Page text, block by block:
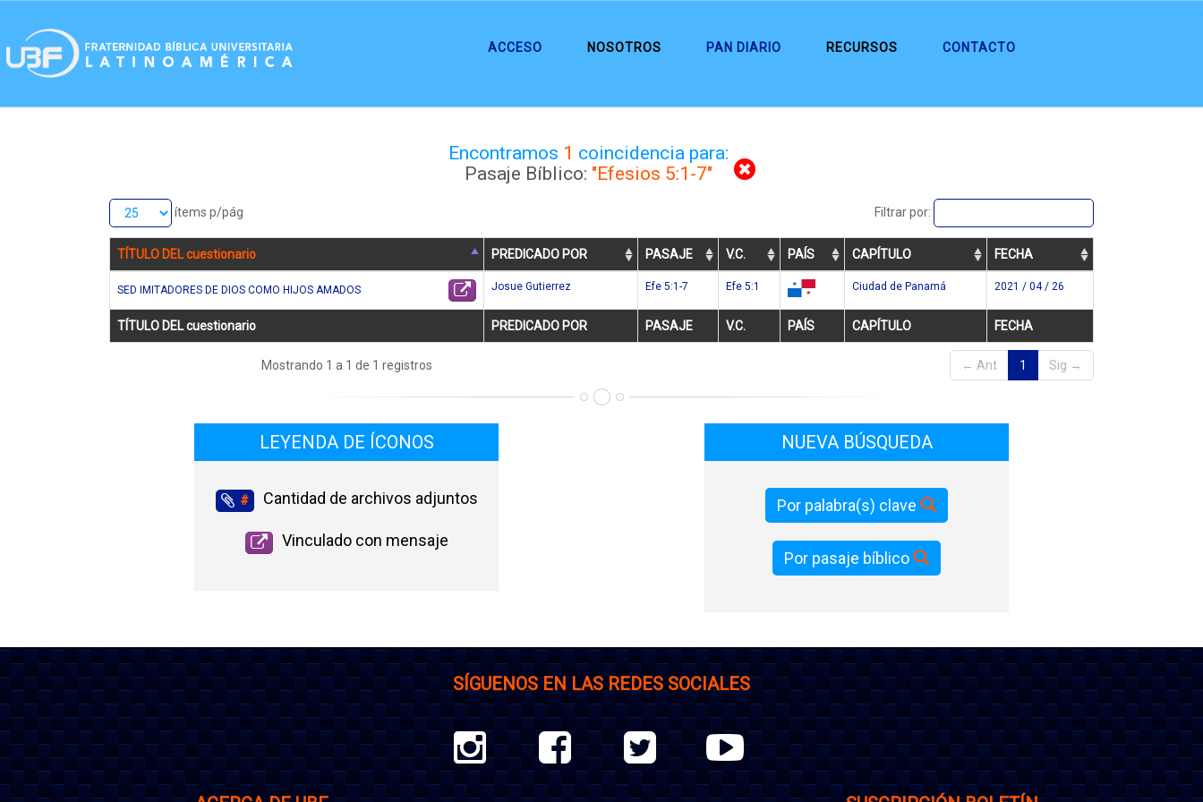
ACCESO NOSOTROS PAN DIARIO RECURSOS CONTACTO
Encontramos 1 coincidencia para:
Pasaje Bíblico: "Efesios 5:1-7"
ítems p/pág Filtrar por:
TÍTULO DEL cuestionario PREDICADO POR PASAJE V.C. PAÍS CAPÍTULO FECHA
TÍTULO DEL cuestionario PREDICADO POR PASAJE V.C. PAÍS CAPÍTULO FECHA
SED IMITADORES DE DIOS COMO HIJOS AMADOS Josue Gutierrez Efe 5:1-7 Efe 5:1 Ciudad de Panamá 2021 / 04 / 26
Mostrando 1 a 1 de 1 registros ← Ant 1 Sig →
LEYENDA DE ÍCONOS
# Cantidad de archivos adjuntos
Vinculado con mensaje
NUEVA BÚSQUEDA
Por palabra(s) clave
Por pasaje bíblico
SÍGUENOS EN LAS REDES SOCIALES